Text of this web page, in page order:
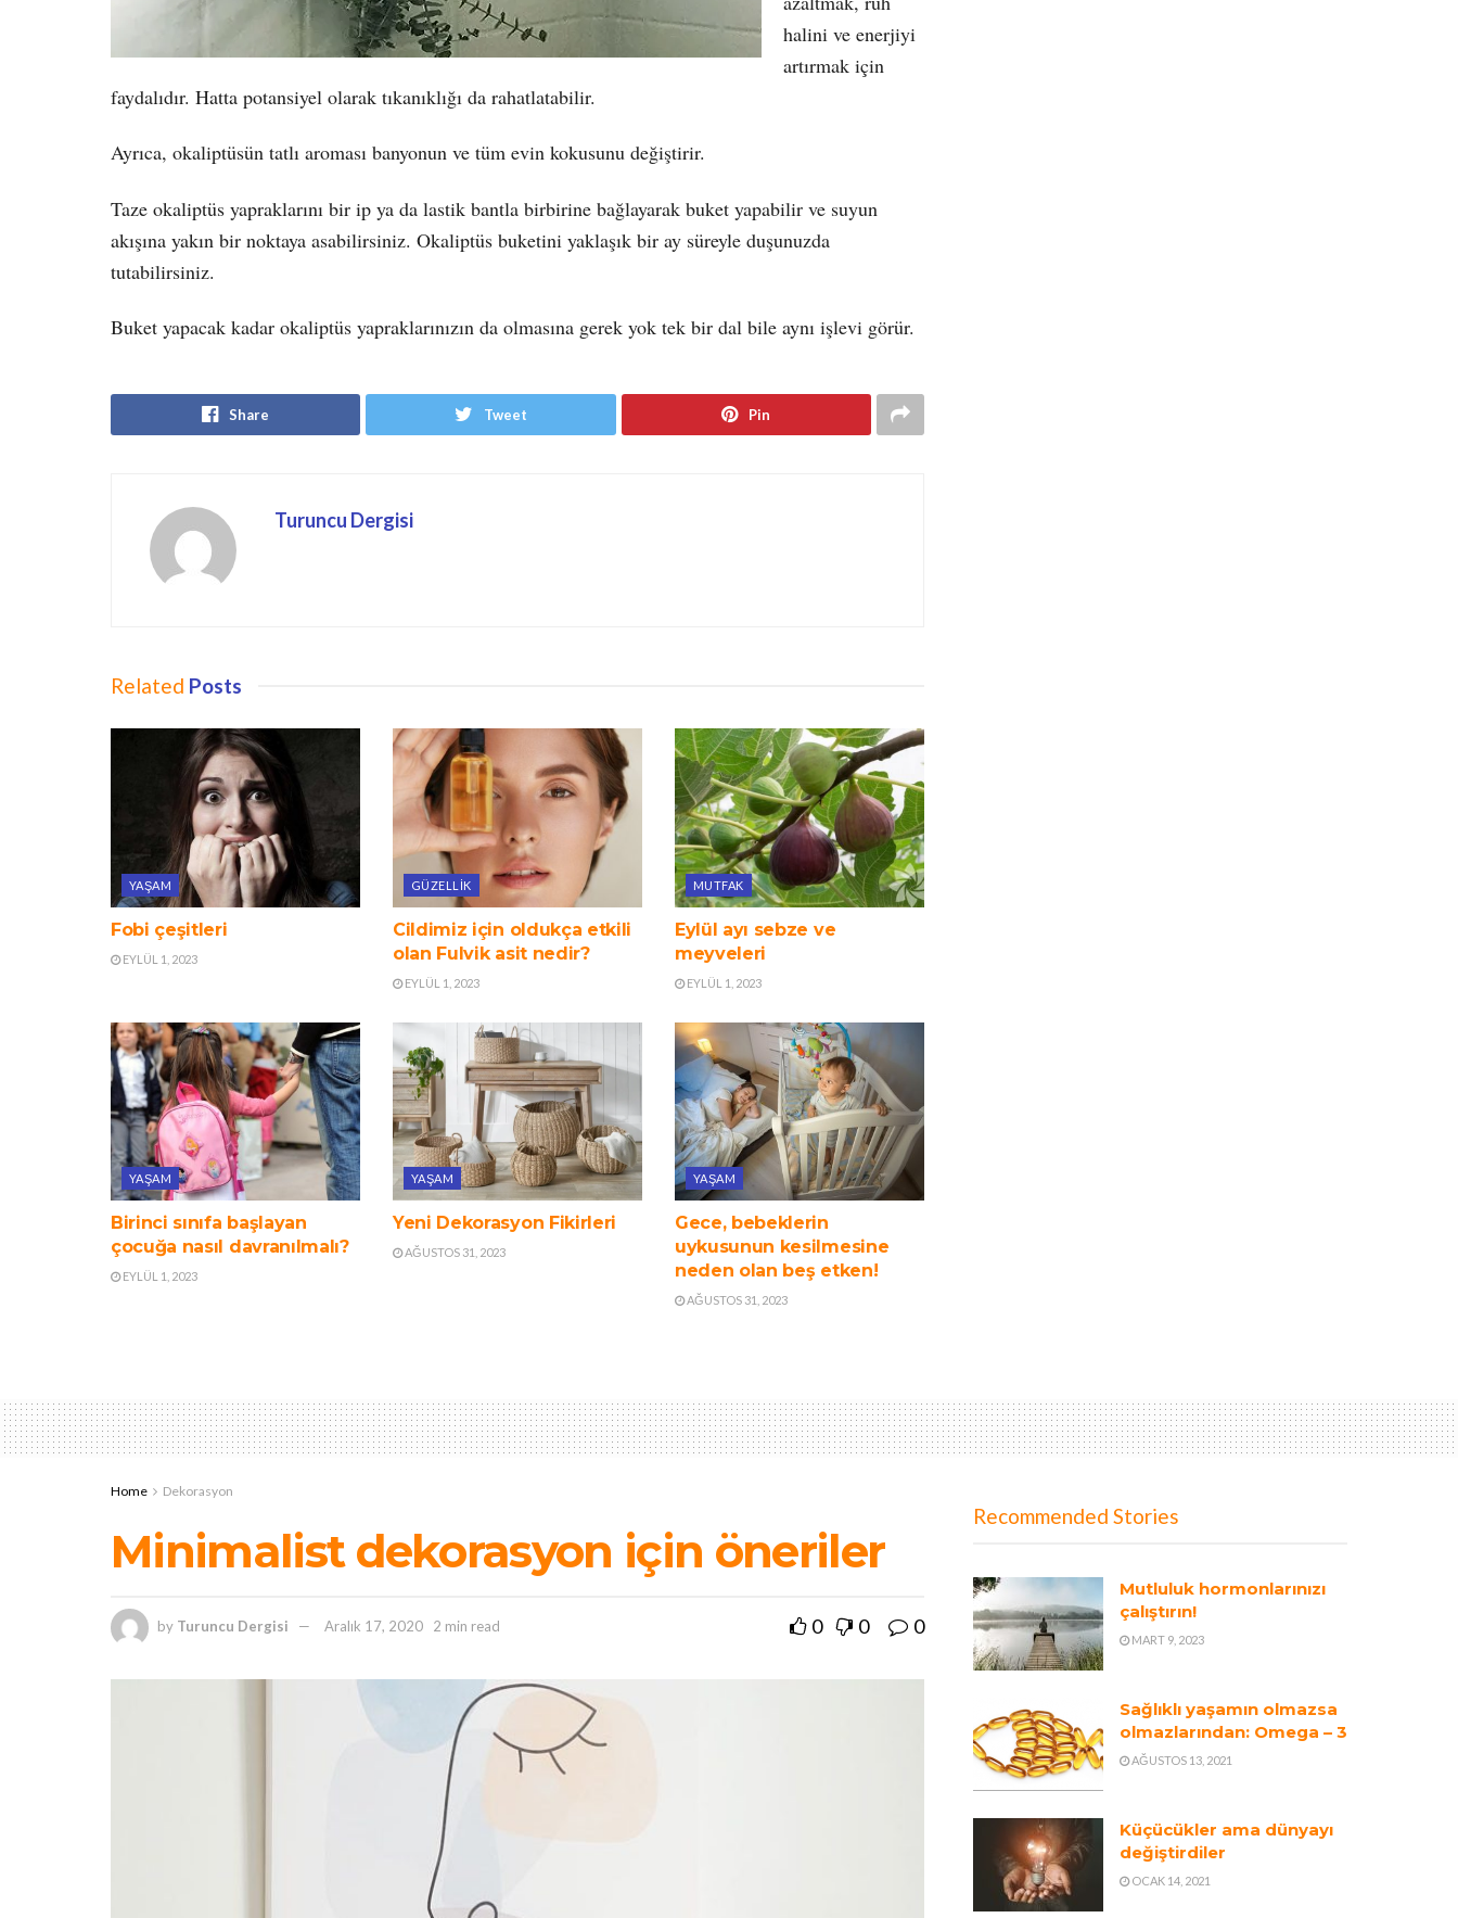
halini ve enerjiyi
artırmak için
faydalıdır. Hatta potansiyel olarak tıkanıklığı da rahatlatabilir.
Ayrıca, okaliptüsün tatlı aroması banyonun ve tüm evin kokusunu değiştirir.
Taze okaliptüs yapraklarını bir ip ya da lastik bantla birbirine bağlayarak buket yapabilir ve suyun
akışına yakın bir noktaya asabilirsiniz. Okaliptüs buketini yaklaşık bir ay süreyle duşunuzda
tutabilirsiniz.
Buket yapacak kadar okaliptüs yapraklarınızın da olmasına gerek yok tek bir dal bile aynı işlevi görür.
Share Tweet Pin
Turuncu Dergisi
Related Posts
YAŞAM
Fobi çeşitleri
EYLÜL 1, 2023
GÜZELLIK
Cildimiz için oldukça etkili
olan Fulvik asit nedir?
EYLÜL 1, 2023
MUTFAK
Eylül ayı sebze ve
meyveleri
EYLÜL 1, 2023
YAŞAM
Birinci sınıfa başlayan
çocuğa nasıl davranılmalı?
EYLÜL 1, 2023
YAŞAM
Yeni Dekorasyon Fikirleri
AĞUSTOS 31, 2023
YAŞAM
Gece, bebeklerin
uykusunun kesilmesine
neden olan beş etken!
AĞUSTOS 31, 2023
Home Dekorasyon
Minimalist dekorasyon için öneriler
by Turuncu Dergisi Aralık 17, 2020 2 min read 0 0 0
Recommended Stories
Mutluluk hormonlarınızı
çalıştırın!
MART 9, 2023
Sağlıklı yaşamın olmazsa
olmazlarından: Omega – 3
AĞUSTOS 13, 2021
Küçücükler ama dünyayı
değiştirdiler
OCAK 14, 2021